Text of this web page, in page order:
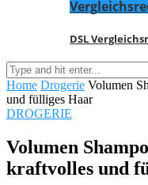
DSL
Home Drogerie Volumen
und fülliges Haar
DROGERIE
Volumen
kraftvolles und